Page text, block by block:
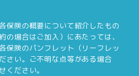
保険の概要について紹介したもの
の場合はご加入）にあたっては、
保険のパンフレット（リーフレッ
さい。ご不明な点等がある場合
ください。